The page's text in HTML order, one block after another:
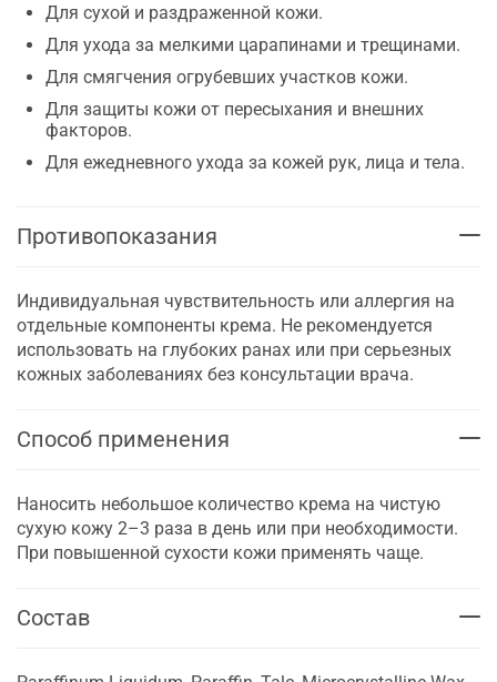
Для сухой и раздраженной кожи.
Для ухода за мелкими царапинами и трещинами.
Для смягчения огрубевших участков кожи.
Для защиты кожи от пересыхания и внешних
факторов.
Для ежедневного ухода за кожей рук, лица и тела.
Противопоказания
Индивидуальная чувствительность или аллергия на
отдельные компоненты крема. Не рекомендуется
использовать на глубоких ранах или при серьезных
кожных заболеваниях без консультации врача.
Способ применения
Наносить небольшое количество крема на чистую
сухую кожу 2–3 раза в день или при необходимости.
При повышенной сухости кожи применять чаще.
Состав